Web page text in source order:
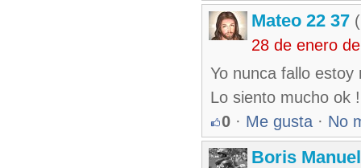
Mateo 22 37
28 de enero
Yo nunca fallo estoy
Lo siento mucho ok
0 · Me gusta · No
Boris